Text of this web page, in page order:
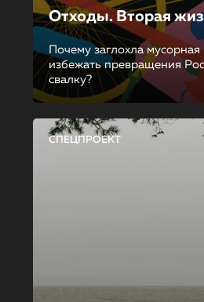
Отходы. Вторая
Почему заглохла
избежать превращения
свалку?
СПЕЦПРОЕКТ